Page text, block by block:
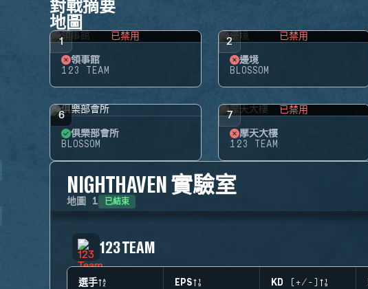
對戰摘要
地圖
1 已禁用
領事館
123 TEAM
2 已禁用
邊境
BLOSSOM
6
俱樂部會所
BLOSSOM
7 已禁用
摩天大樓
123 TEAM
NIGHTHAVEN 實驗室
地圖 1 已結束
123 TEAM
選手 EPS KD (+/-)